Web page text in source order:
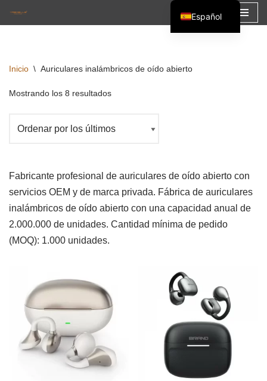
contenido
Inicio \ Auriculares inalámbricos de oído abierto
Mostrando los 8 resultados
Fabricante profesional de auriculares de oído abierto con
servicios OEM y de marca privada. Fábrica de auriculares
inalámbricos de oído abierto con una capacidad anual de
2.000.000 de unidades. Cantidad mínima de pedido
(MOQ): 1.000 unidades.
Español
English